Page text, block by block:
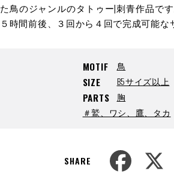
た鳥のジャンルのタトゥー|刺青作品で
５時間前後、３回から４回で完成可能な
MOTIF 鳥
SIZE B5サイズ以上
PARTS
胸
＃鷲、ワシ、鷹、タカ
SHARE